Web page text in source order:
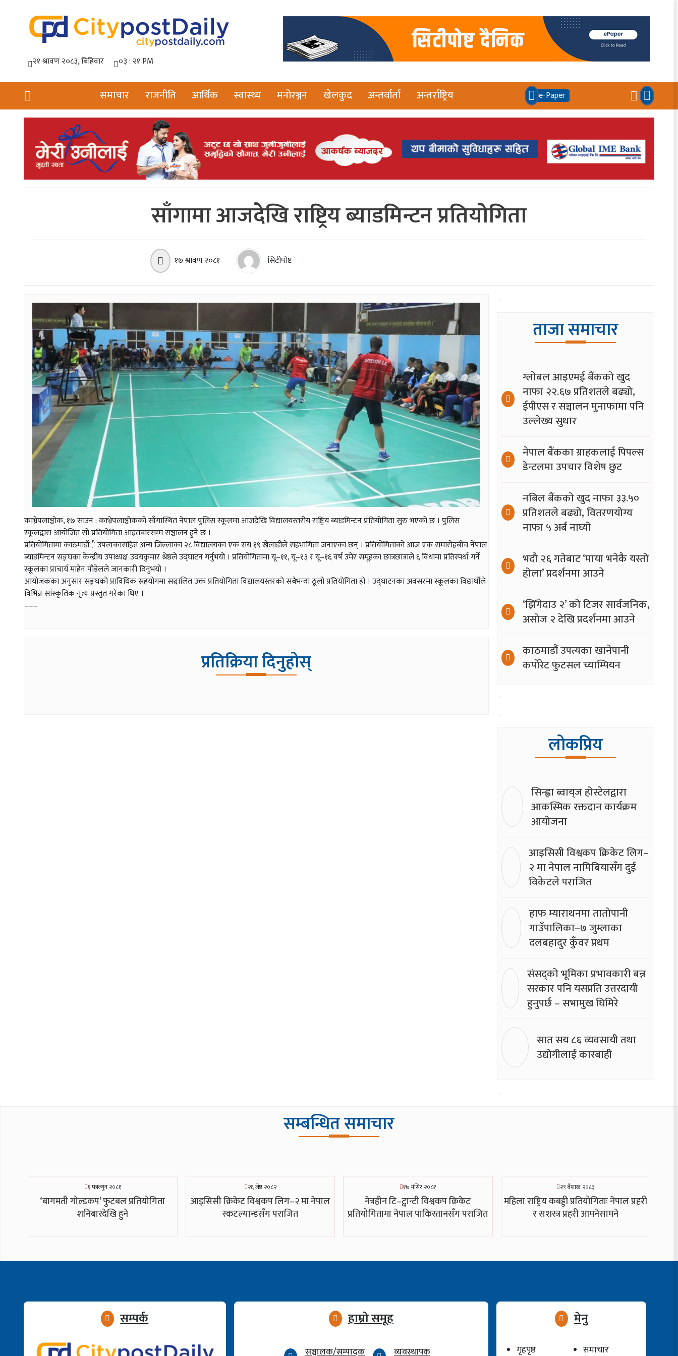
समाचार राजनीति आर्थिक स्वास्थ्य मनोरञ्जन खेलकुद अन्तर्वार्ता अन्तर्राष्ट्रिय e-Paper
साँगामा आजदेखि राष्ट्रिय ब्याडमिन्टन प्रतियोगिता
१७ श्रावण २०८१ सिटीपोष्ट
काभ्रेपलाञ्चोक, १७ साउन : काभ्रेपलाञ्चोकको साँगास्थित नेपाल पुलिस स्कूलमा आजदेखि विद्यालयस्तरीय राष्ट्रिय ब्याडमिन्टन प्रतियोगिता सुरु भएको छ । पुलिस
स्कूलद्वारा आयोजित सो प्रतियोगिता आइतबारसम्म सञ्चालन हुने छ ।
प्रतियोगितामा काठमाडाँै उपत्यकासहित अन्य जिल्लाका २८ विद्यालयका एक सय १९ खेलाडीले सहभागिता जनाएका छन् । प्रतियोगिताको आज एक समारोहबीच नेपाल
ब्याडमिन्टन सङ्घका केन्द्रीय उपाध्यक्ष उदयकुमार श्रेष्ठले उद्घाटन गर्नुभयो । प्रतियोगितामा यू–११, यू–१३ र यू–१६ वर्ष उमेर समूहका छात्रछात्राले ६ विधामा प्रतिस्पर्धा गर्ने
स्कूलका प्राचार्य माहेन पौडेलले जानकारी दिनुभयो ।
आयोजकका अनुसार सङ्घको प्राविधिक सहयोगमा सञ्चालित उक्त प्रतियोगिता विद्यालयस्तरको सबैभन्दा ठूलो प्रतियोगिता हो । उद्घाटनका अवसरमा स्कूलका विद्यार्थीले
विभिन्न सांस्कृतिक नृत्य प्रस्तुत गरेका थिए ।
–––
प्रतिक्रिया दिनुहोस्
ताजा समाचार
ग्लोबल आइएमई बैंकको खुद
नाफा २२.६७ प्रतिशतले बढ्यो,
ईपीएस र सञ्चालन मुनाफामा पनि
उल्लेख्य सुधार
नेपाल बैंकका ग्राहकलाई पिपल्स
डेन्टलमा उपचार विशेष छुट
नबिल बैंकको खुद नाफा ३३.५०
प्रतिशतले बढ्यो, वितरणयोग्य
नाफा ५ अर्ब नाघ्यो
भदौ २६ गतेबाट ‘माया भनेकै यस्तो
होला’ प्रदर्शनमा आउने
‘झिँगेदाउ २’ को टिजर सार्वजनिक,
असोज २ देखि प्रदर्शनमा आउने
काठमाडौं उपत्यका खानेपानी
कर्पोरेट फुटसल च्याम्पियन
लोकप्रिय
सिन्ह्वा ब्वाय्‌ज होस्टेलद्वारा
आकस्मिक रक्तदान कार्यक्रम
आयोजना
आइसिसी विश्वकप क्रिकेट लिग–
२ मा नेपाल नामिबियासँग दुई
विकेटले पराजित
हाफ म्याराथनमा तातोपानी
गाउँपालिका–७ जुम्लाका
दलबहादुर कुँवर प्रथम
संसद्को भूमिका प्रभावकारी बन्न
सरकार पनि यसप्रति उत्तरदायी
हुनुपर्छ – सभामुख घिमिरे
सात सय ८६ व्यवसायी तथा
उद्योगीलाई कारबाही
सम्बन्धित समाचार
१ फाल्गुन २०८१
‘बागमती गोल्डकप’ फुटबल प्रतियोगिता
शनिबारदेखि हुने
२६ जेष्ठ २०८२
आइसिसी क्रिकेट विश्वकप लिग–२ मा नेपाल
स्कटल्यान्डसँग पराजित
१७ मंसिर २०८१
नेत्रहीन टि–ट्वान्टी विश्वकप क्रिकेट
प्रतियोगितामा नेपाल पाकिस्तानसँग पराजित
२९ बैशाख २०८३
महिला राष्ट्रिय कबड्डी प्रतियोगिताः नेपाल प्रहरी
र सशस्त्र प्रहरी आमनेसामने
सम्पर्क हाम्रो समूह
सञ्चालक/सम्पादक व्यवस्थापक
मेनु
गृहपृष्ठ
समाचार